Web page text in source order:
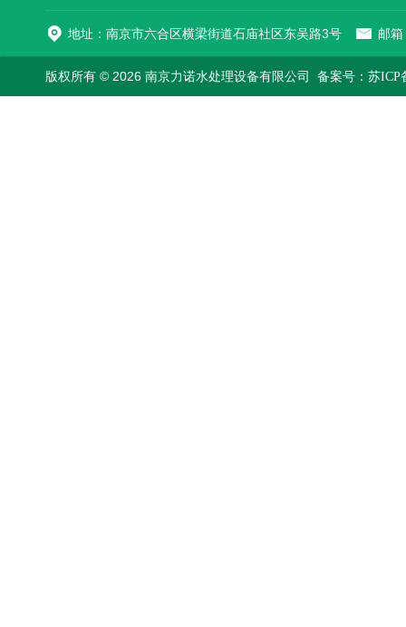
地址：南京市六合区横梁街道石庙社区东吴路3号 邮
版权所有 © 2026 南京力诺水处理设备有限公司 备案号：苏ICP